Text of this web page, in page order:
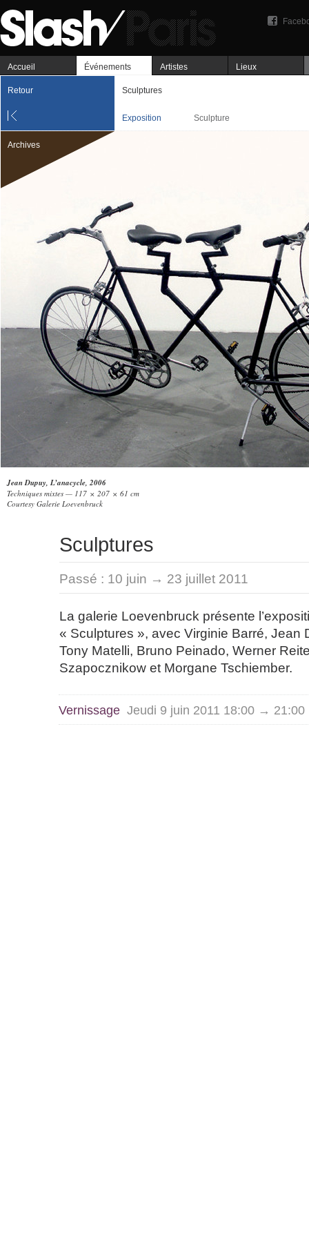
Accueil Événements Artistes Lieux
Retour Sculptures
Exposition Sculpture
Archives
Jean Dupuy, L’anacycle, 2006
Techniques mixtes — 117 × 207 × 61 cm
Courtesy Galerie Loevenbruck
Sculptures
Passé : 10 juin → 23 juillet 2011
La galerie Loevenbruck présente
« Sculptures », avec Virginie Barré, Jean
Tony Matelli, Bruno Peinado, Werner
Szapocznikow et Morgane Tschiember.
Vernissage Jeudi 9 juin 2011 18:00 → 21:00